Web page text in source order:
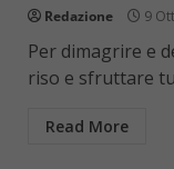
Redazione 9
Per dimagrire e
riso e sfruttare
Read More